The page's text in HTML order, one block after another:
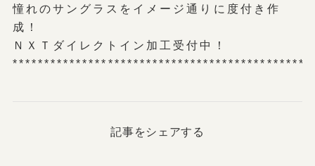
憧れのサングラスをイメージ通りに度付き作
成！
ＮＸＴダイレクトイン加工受付中！
記事をシェアする